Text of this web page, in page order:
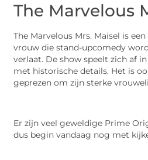
The Marvelous
The Marvelous Mrs. Maisel is
vrouw die stand-upcomedy
verlaat. De show speelt zich af
met historische details. Het is
geprezen om zijn sterke
Er zijn veel geweldige Prime
dus begin vandaag nog met